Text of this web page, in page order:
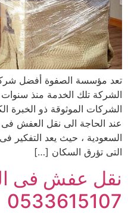
تعد مؤسسة الصفوة أفضل
الشركة تلك الخدمة منذ سنوات
الشركات الموثوقة ذو الخبرة
عند الحاجة الى نقل العفش فى
السعودية ، حيث يعد التفكير
التى تؤرق السكان […]
نقل عفش فى
0533615107